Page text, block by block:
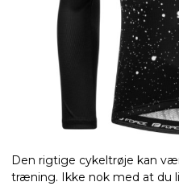
Den rigtige cykeltrøje kan
træning. Ikke nok med at du